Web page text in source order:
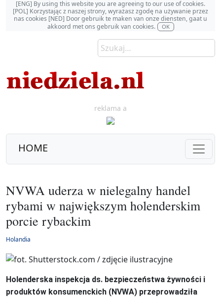
[ENG] By using this website you are agreeing to our use of cookies.
[POL] Korzystając z naszej strony, wyrażasz zgodę na używanie przez
nas cookies [NED] Door gebruik te maken van onze diensten, gaat u
akkoord met ons gebruik van cookies.
OK
reklama a
HOME
NVWA uderza w nielegalny handel
rybami w największym holenderskim
porcie rybackim
Holandia
Holenderska inspekcja ds. bezpieczeństwa żywności i
produktów konsumenckich (NVWA) przeprowadziła